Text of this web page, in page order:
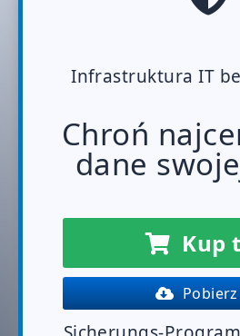
Infrastruktura IT
Chroń
dane
Kup
Pobierz